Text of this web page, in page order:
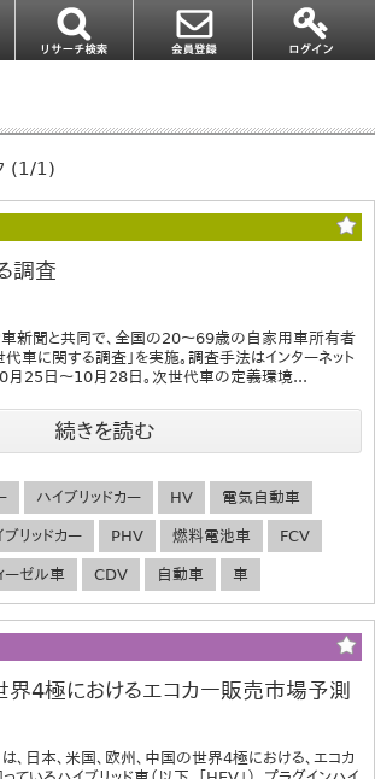
(1/1)
調査
車新聞と共同で、全国の20～69歳の自家用車所有者
車に関する調査」を実施。調査手法はインターネット
月25日～10月28日。次世代車の定義環境...
続きを読む
ハイブリッドカー HV 電気自動車
リッドカー PHV 燃料電池車 FCV
ーゼル車 CDV 自動車 車
界4極におけるエコカー販売市場予測
、日本、米国、欧州、中国の世界4極における、エコカ